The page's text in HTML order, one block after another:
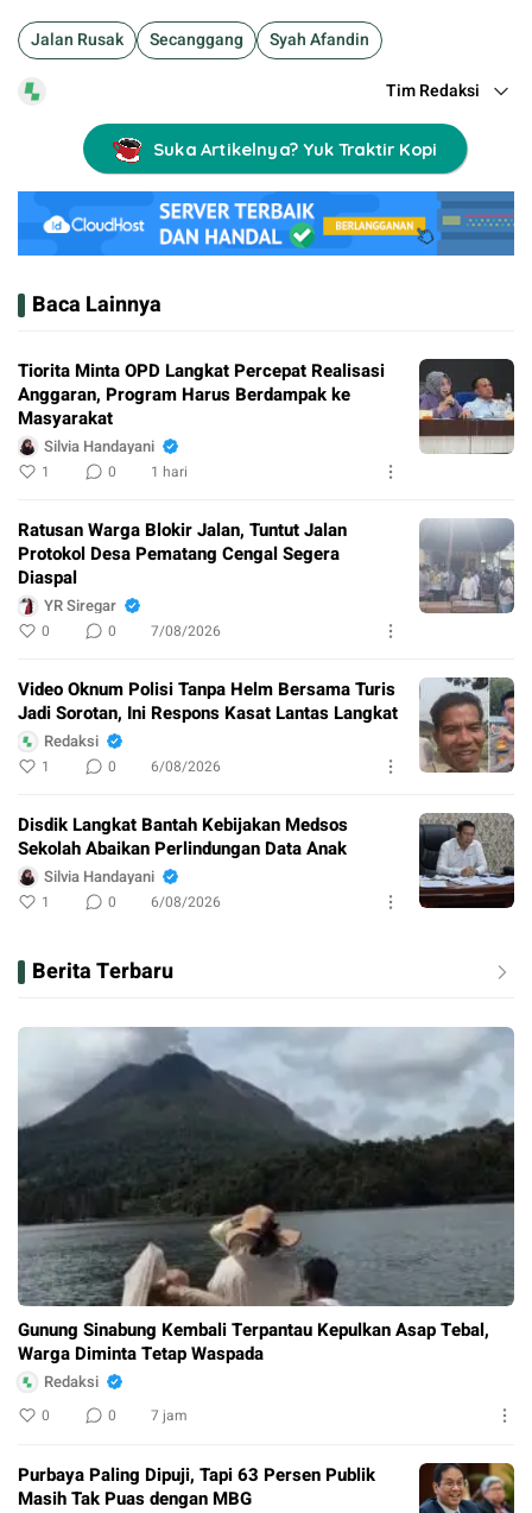
Jalan Rusak Secanggang Syah Afandin
Tim Redaksi
Suka Artikelnya? Yuk Traktir Kopi
Baca Lainnya
Tiorita Minta OPD Langkat Percepat Realisasi
Anggaran, Program Harus Berdampak ke
Masyarakat
Silvia Handayani
1 0 1 hari
Ratusan Warga Blokir Jalan, Tuntut Jalan
Protokol Desa Pematang Cengal Segera
Diaspal
YR Siregar
0 0 7/08/2026
Video Oknum Polisi Tanpa Helm Bersama Turis
Jadi Sorotan, Ini Respons Kasat Lantas Langkat
Redaksi
1 0 6/08/2026
Disdik Langkat Bantah Kebijakan Medsos
Sekolah Abaikan Perlindungan Data Anak
Silvia Handayani
1 0 6/08/2026
Berita Terbaru
Gunung Sinabung Kembali Terpantau Kepulkan Asap Tebal,
Warga Diminta Tetap Waspada
Redaksi
0 0 7 jam
Purbaya Paling Dipuji, Tapi 63 Persen Publik
Masih Tak Puas dengan MBG